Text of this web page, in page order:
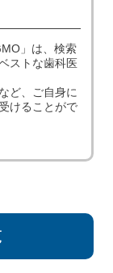
」は、検索
ストな歯科医
ど、ご自身に
けることがで